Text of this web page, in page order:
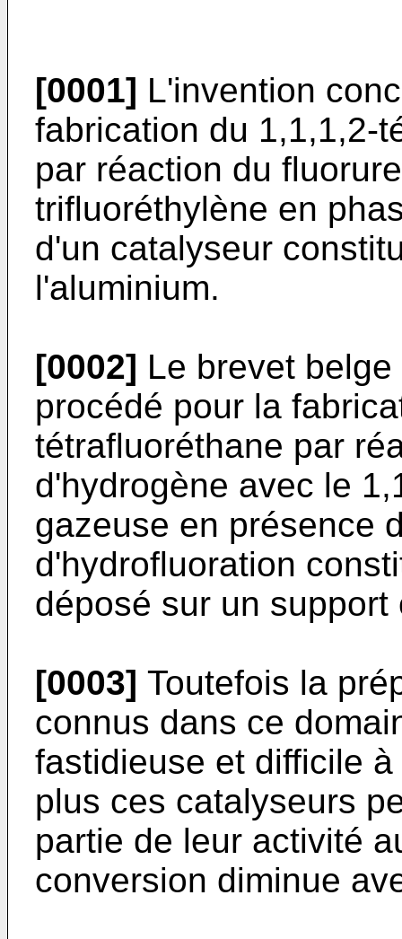
[0001] L'invention
fabrication du 1,1,1,2-
par réaction du
trifluoréthylène en
d'un catalyseur
l'aluminium.
[0002] Le brevet
procédé pour la
tétrafluoréthane par
d'hydrogène avec le
gazeuse en présence
d'hydrofluoration
déposé sur un support
[0003] Toutefois la
connus dans ce
fastidieuse et difficile
plus ces catalyseurs
partie de leur activité
conversion diminue